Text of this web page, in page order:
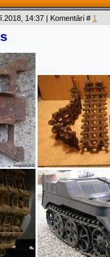
14:37 | Komentāri # 1